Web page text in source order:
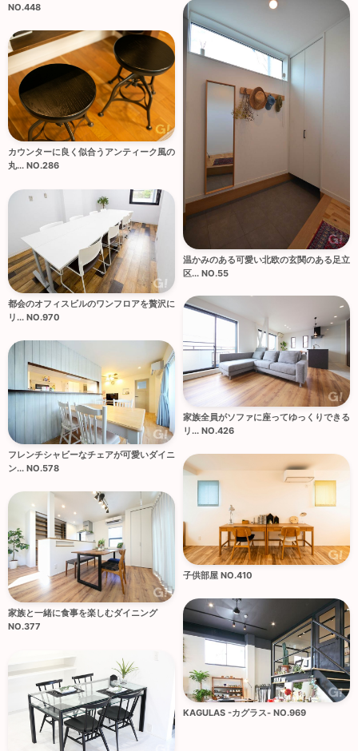
NO.448
温かみのある可愛い北欧の玄関のある足立
区... NO.55
カウンターに良く似合うアンティーク風の
丸... NO.286
都会のオフィスビルのワンフロアを贅沢に
リ... NO.970
家族全員がソファに座ってゆっくりできる
リ... NO.426
フレンチシャビーなチェアが可愛いダイニ
ン... NO.578
子供部屋 NO.410
家族と一緒に食事を楽しむダイニング
NO.377
KAGULAS -カグラス- NO.969